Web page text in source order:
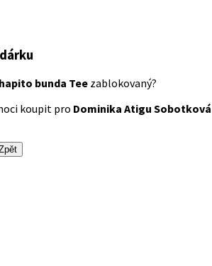
bunda Tee zablokovaný?
koupit pro Dominika Atigu Sobotková